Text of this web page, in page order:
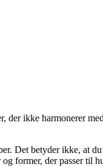
ikke harmonerer
Det betyder ikke, at
former, der passer til